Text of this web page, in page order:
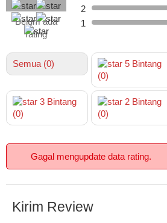
Belum ada
rating
2
1
Semua (0) 5 Bintang
(0)
3 Bintang
(0)
2 Bintang
(0)
Gagal mengupdate data rating.
Kirim Review